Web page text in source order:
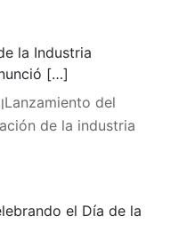
la Industria
[…]
Lanzamiento del
de la industria
el Día de la